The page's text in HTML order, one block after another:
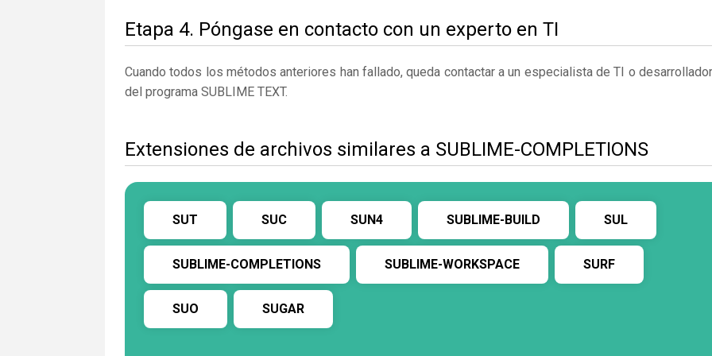
Etapa 4. Póngase en contacto con un experto en TI
Cuando todos los métodos anteriores han fallado, queda contactar a un especialista de TI o
del programa SUBLIME TEXT.
Extensiones de archivos similares a SUBLIME-COMPLETIONS
SUT SUC SUN4 SUBLIME-BUILD SUL
SUBLIME-COMPLETIONS SUBLIME-WORKSPACE SURF
SUO SUGAR